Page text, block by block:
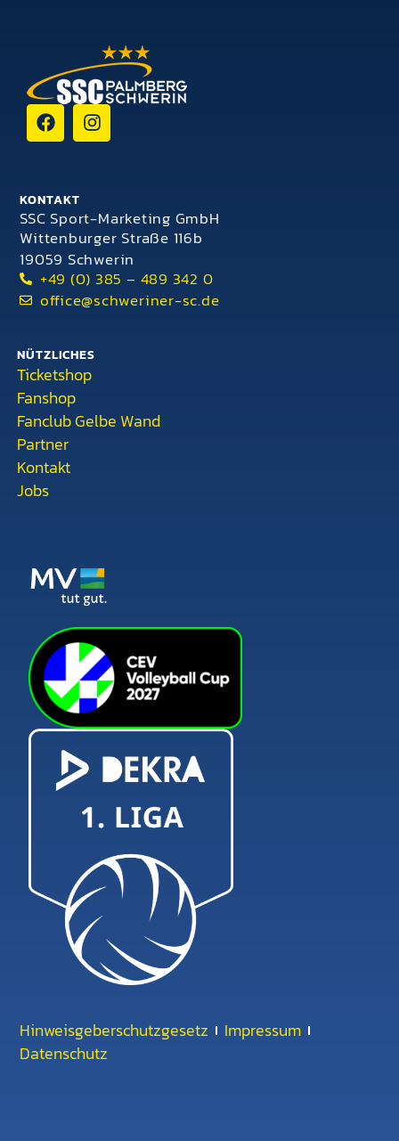
KONTAKT
SSC Sport-Marketing GmbH
Wittenburger Straße 116b
19059 Schwerin
+49 (0) 385 – 489 342 0
office@schweriner-sc.de
NÜTZLICHES
Ticketshop
Fanshop
Fanclub Gelbe Wand
Partner
Kontakt
Jobs
Hinweisgeberschutzgesetz
Impressum
Datenschutz